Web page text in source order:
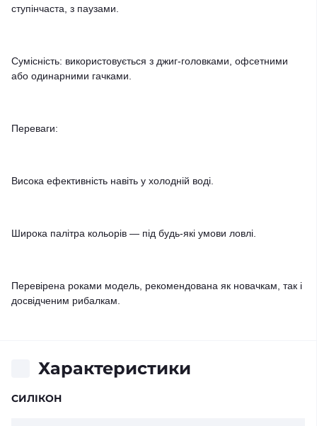
ступінчаста, з паузами.
Сумісність: використовується з джиг-головками, офсетними
або одинарними гачками.
Переваги:
Висока ефективність навіть у холодній воді.
Широка палітра кольорів — під будь-які умови ловлі.
Перевірена роками модель, рекомендована як новачкам, так і
досвідченим рибалкам.
Характеристики
СИЛІКОН